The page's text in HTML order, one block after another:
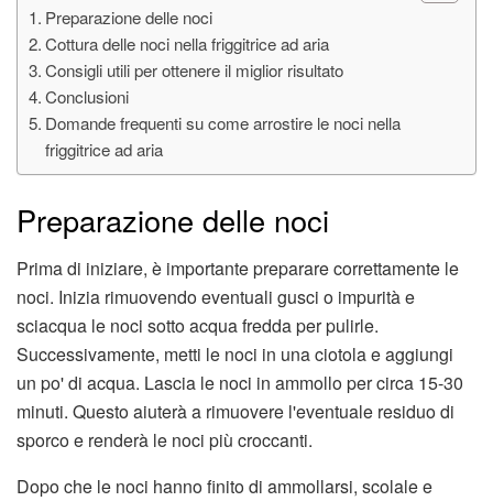
Preparazione delle noci
Cottura delle noci nella friggitrice ad aria
Consigli utili per ottenere il miglior risultato
Conclusioni
Domande frequenti su come arrostire le noci nella
friggitrice ad aria
Preparazione delle noci
Prima di iniziare, è importante preparare correttamente le
noci. Inizia rimuovendo eventuali gusci o impurità e
sciacqua le noci sotto acqua fredda per pulirle.
Successivamente, metti le noci in una ciotola e aggiungi
un po' di acqua. Lascia le noci in ammollo per circa 15-30
minuti. Questo aiuterà a rimuovere l'eventuale residuo di
sporco e renderà le noci più croccanti.
Dopo che le noci hanno finito di ammollarsi, scolale e